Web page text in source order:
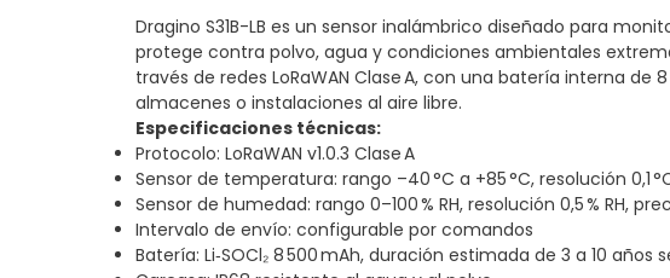
Dragino S31B-LB es un sensor inalámbrico diseñado para
protege contra polvo, agua y condiciones ambientales
través de redes LoRaWAN Clase A, con una batería interna
almacenes o instalaciones al aire libre.
Especificaciones técnicas:
Protocolo: LoRaWAN v1.0.3 Clase A
Sensor de temperatura: rango –40 °C a +85 °C, resolución 0,1
Sensor de humedad: rango 0–100 % RH, resolución 0,5 % RH,
Intervalo de envío: configurable por comandos
Batería: Li‑SOCl₂ 8 500 mAh, duración estimada de 3 a 10